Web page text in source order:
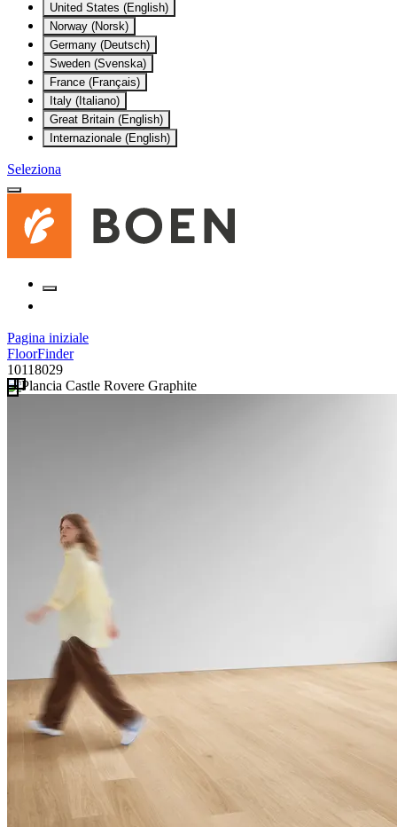
United States (English)
Norway (Norsk)
Germany (Deutsch)
Sweden (Svenska)
France (Français)
Italy (Italiano)
Great Britain (English)
Internazionale (English)
Seleziona
Pagina iniziale
FloorFinder
10118029